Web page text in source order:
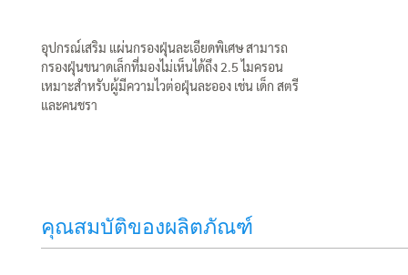
อุปกรณ์เสริม แผ่นกรองฝุ่นละเอียดพิเศษ สามารถ
กรองฝุ่นขนาดเล็กที่มองไม่เห็นได้ถึง 2.5 ไมครอน
เหมาะสำหรับผู้มีความไวต่อฝุ่นละออง เช่น เด็ก สตรี
และคนชรา
คุณสมบัติของผลิตภัณฑ์